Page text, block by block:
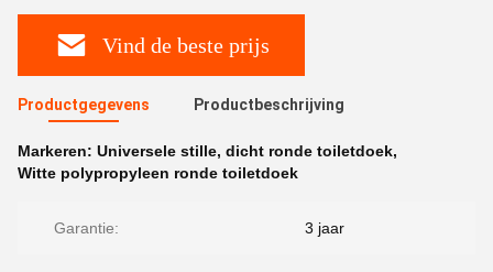
Vind de beste prijs
Productgegevens Productbeschrijving
Markeren: Universele stille, dicht ronde toiletdoek,
Witte polypropyleen ronde toiletdoek
Garantie: 3 jaar